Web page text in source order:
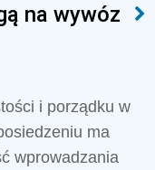
na wywóz
i porządku w
ma
wprowadzania